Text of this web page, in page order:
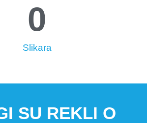
Slikara
0
SU REKLI O